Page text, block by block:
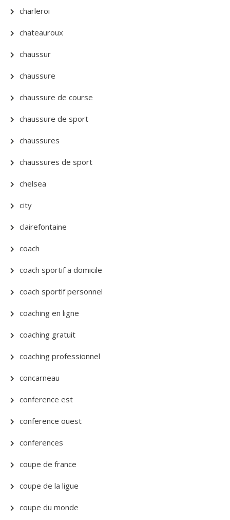
charleroi
chateauroux
chaussur
chaussure
chaussure de course
chaussure de sport
chaussures
chaussures de sport
chelsea
city
clairefontaine
coach
coach sportif a domicile
coach sportif personnel
coaching en ligne
coaching gratuit
coaching professionnel
concarneau
conference est
conference ouest
conferences
coupe de france
coupe de la ligue
coupe du monde